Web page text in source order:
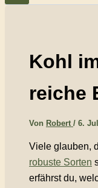
Kohl
reiche
Von Robert / 6.
Viele glauben,
robuste Sorten
erfährst du,